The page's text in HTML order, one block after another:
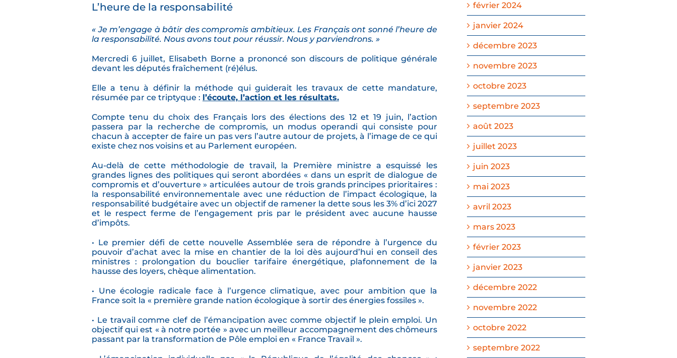
L’heure de la responsabilité
« Je m’engage à bâtir des compromis ambitieux. Les Français ont sonné l’heure de
la responsabilité. Nous avons tout pour réussir. Nous y parviendrons. »
Mercredi 6 juillet, Elisabeth Borne a prononcé son discours de politique générale
devant les députés fraîchement (ré)élus.
Elle a tenu à définir la méthode qui guiderait les travaux de cette mandature,
résumée par ce triptyque : l’écoute, l’action et les résultats.
Compte tenu du choix des Français lors des élections des 12 et 19 juin, l’action
passera par la recherche de compromis, un modus operandi qui consiste pour
chacun à accepter de faire un pas vers l’autre autour de projets, à l’image de ce qui
existe chez nos voisins et au Parlement européen.
Au-delà de cette méthodologie de travail, la Première ministre a esquissé les
grandes lignes des politiques qui seront abordées « dans un esprit de dialogue de
compromis et d’ouverture » articulées autour de trois grands principes prioritaires :
la responsabilité environnementale avec une réduction de l’impact écologique, la
responsabilité budgétaire avec un objectif de ramener la dette sous les 3% d’ici 2027
et le respect ferme de l’engagement pris par le président avec aucune hausse
d’impôts.
• Le premier défi de cette nouvelle Assemblée sera de répondre à l’urgence du
pouvoir d’achat avec la mise en chantier de la loi dès aujourd’hui en conseil des
ministres : prolongation du bouclier tarifaire énergétique, plafonnement de la
hausse des loyers, chèque alimentation.
• Une écologie radicale face à l’urgence climatique, avec pour ambition que la
France soit la « première grande nation écologique à sortir des énergies fossiles ».
• Le travail comme clef de l’émancipation avec comme objectif le plein emploi. Un
objectif qui est « à notre portée » avec un meilleur accompagnement des chômeurs
passant par la transformation de Pôle emploi en « France Travail ».
février 2024
janvier 2024
décembre 2023
novembre 2023
octobre 2023
septembre 2023
août 2023
juillet 2023
juin 2023
mai 2023
avril 2023
mars 2023
février 2023
janvier 2023
décembre 2022
novembre 2022
octobre 2022
septembre 2022